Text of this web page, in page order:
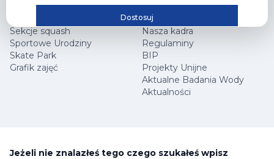
Cennik
Sekcje squash
Sportowe Urodziny
Skate Park
Grafik zajęć
Kariera
Programy partnerskie
Nasza kadra
Regulaminy
BIP
Projekty Unijne
Aktualne Badania Wody
Aktualności
Jeżeli nie znalazłeś tego czego szukałeś wpisz
Dostosuj